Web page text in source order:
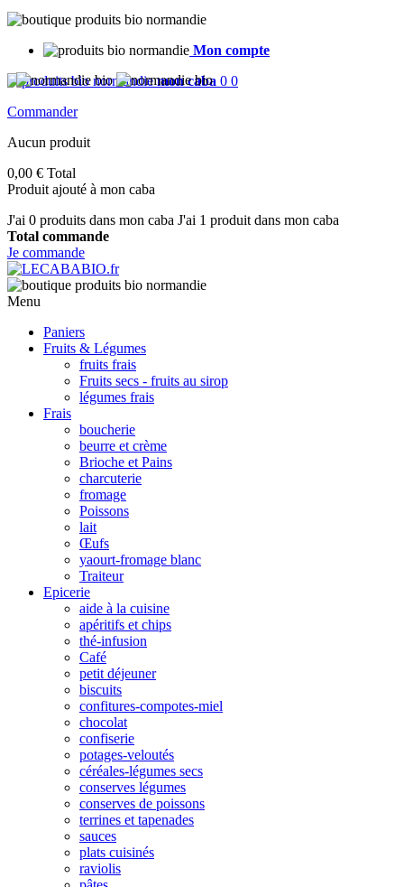
Mon compte
mon caba 0 0
Commander
Aucun produit
0,00 € Total
Produit ajouté à mon caba
J'ai 0 produits dans mon caba J'ai 1 produit dans mon caba
Total commande
Je commande
Menu
Paniers
Fruits & Légumes
fruits frais
Fruits secs - fruits au sirop
légumes frais
Frais
boucherie
beurre et crème
Brioche et Pains
charcuterie
fromage
Poissons
lait
Œufs
yaourt-fromage blanc
Traiteur
Epicerie
aide à la cuisine
apéritifs et chips
thé-infusion
Café
petit déjeuner
biscuits
confitures-compotes-miel
chocolat
confiserie
potages-veloutés
céréales-légumes secs
conserves légumes
conserves de poissons
terrines et tapenades
sauces
plats cuisinés
raviolis